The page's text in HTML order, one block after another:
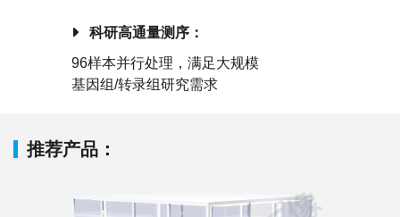
科研高通量测序：
96样本并行处理，满足大规模
基因组/转录组研究需求
推荐产品：